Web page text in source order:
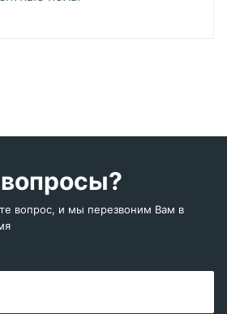
вопрос, и мы перезвоним Вам в